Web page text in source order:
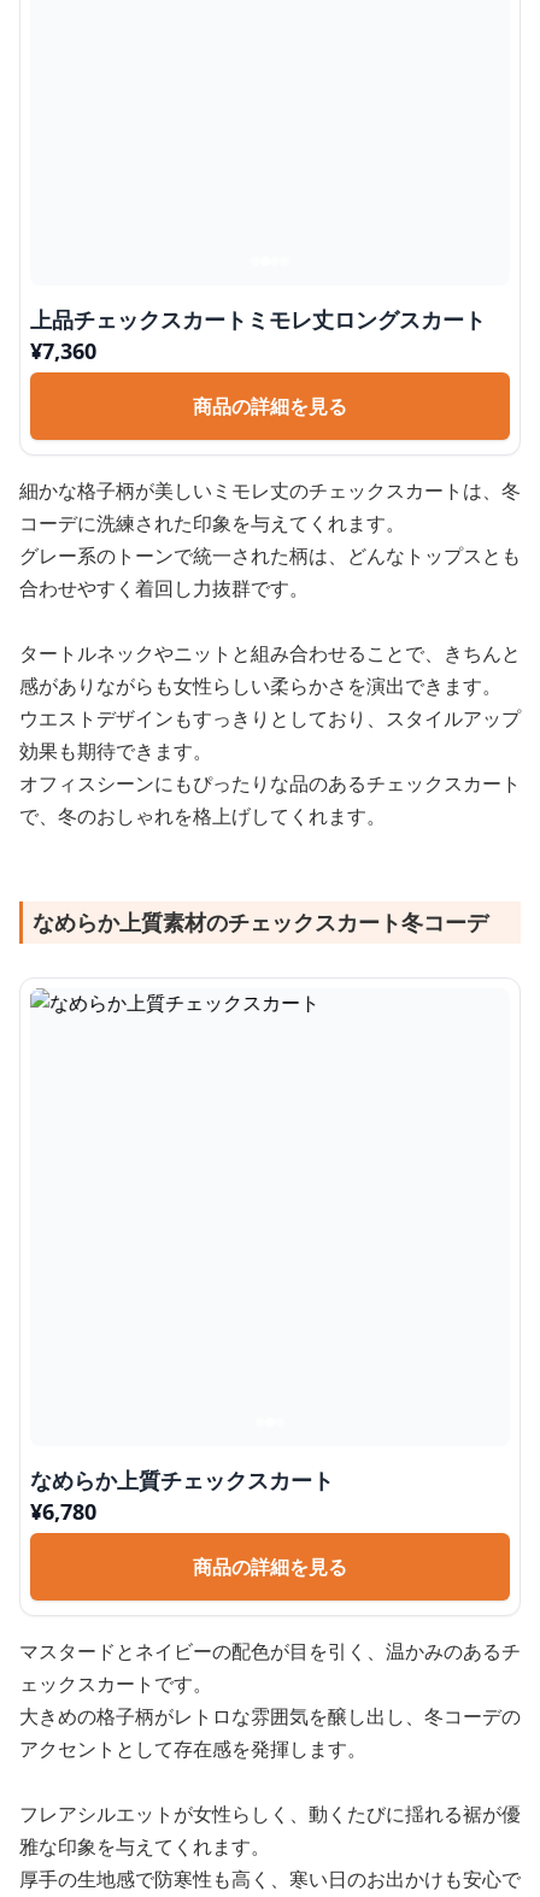
上品チェックスカートミモレ丈ロングスカート
¥7,360
商品の詳細を見る
細かな格子柄が美しいミモレ丈のチェックスカートは、冬
コーデに洗練された印象を与えてくれます。
グレー系のトーンで統一された柄は、どんなトップスとも
合わせやすく着回し力抜群です。
タートルネックやニットと組み合わせることで、きちんと
感がありながらも女性らしい柔らかさを演出できます。
ウエストデザインもすっきりとしており、スタイルアップ
効果も期待できます。
オフィスシーンにもぴったりな品のあるチェックスカート
で、冬のおしゃれを格上げしてくれます。
なめらか上質素材のチェックスカート冬コーデ
なめらか上質チェックスカート
¥6,780
商品の詳細を見る
マスタードとネイビーの配色が目を引く、温かみのあるチ
ェックスカートです。
大きめの格子柄がレトロな雰囲気を醸し出し、冬コーデの
アクセントとして存在感を発揮します。
フレアシルエットが女性らしく、動くたびに揺れる裾が優
雅な印象を与えてくれます。
厚手の生地感で防寒性も高く、寒い日のお出かけも安心で